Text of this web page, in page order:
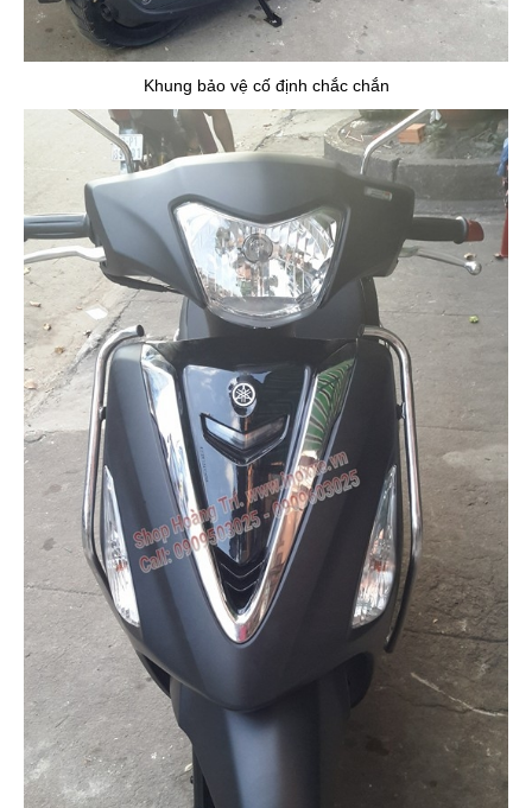
Khung bảo vệ cố định chắc chắn